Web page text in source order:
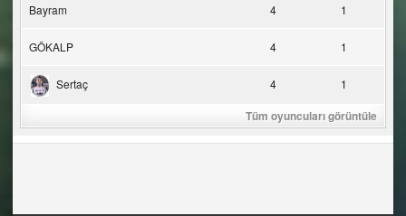
Bayram 4 1
GÖKALP 4 1
Sertaç 4 1
Tüm oyuncuları görüntüle